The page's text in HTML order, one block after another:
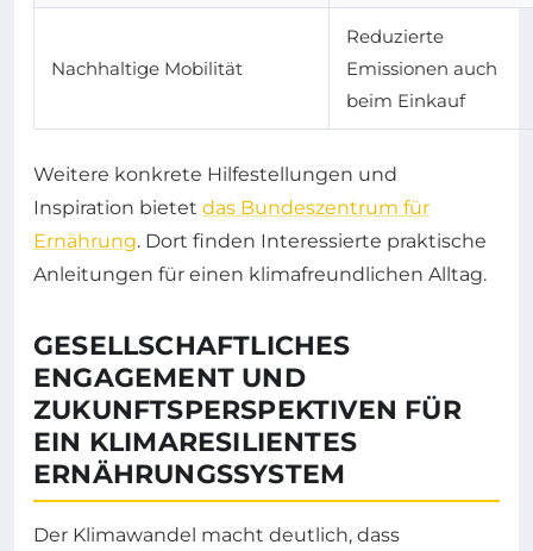
Nachhaltige Mobilität
Reduzierte
Emissionen auch
beim Einkauf
Weitere konkrete Hilfestellungen und
Inspiration bietet das Bundeszentrum für
Ernährung. Dort finden Interessierte praktische
Anleitungen für einen klimafreundlichen Alltag.
GESELLSCHAFTLICHES
ENGAGEMENT UND
ZUKUNFTSPERSPEKTIVEN FÜR
EIN KLIMARESILIENTES
ERNÄHRUNGSSYSTEM
Der Klimawandel macht deutlich, dass